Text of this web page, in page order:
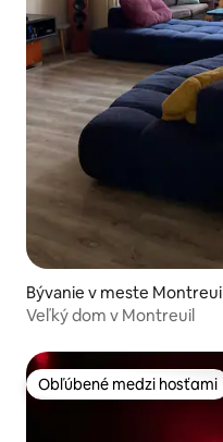
Bývanie v meste Montreuil
Veľký dom v Montreuil
Obľúbené medzi hosťami
Obľúbené medzi hosťami